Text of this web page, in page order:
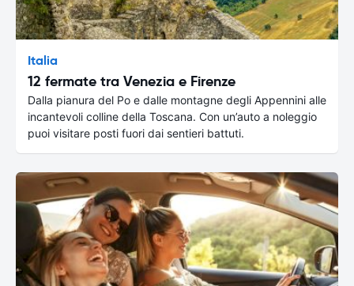
Italia
12 fermate tra Venezia e Firenze
Dalla pianura del Po e dalle montagne degli Appennini alle
incantevoli colline della Toscana. Con un’auto a noleggio
puoi visitare posti fuori dai sentieri battuti.